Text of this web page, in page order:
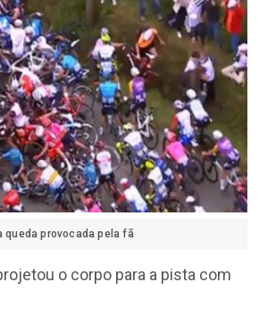
provocada pela fã
o corpo para a pista com